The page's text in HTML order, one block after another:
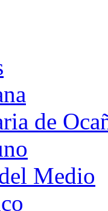
de
Medio